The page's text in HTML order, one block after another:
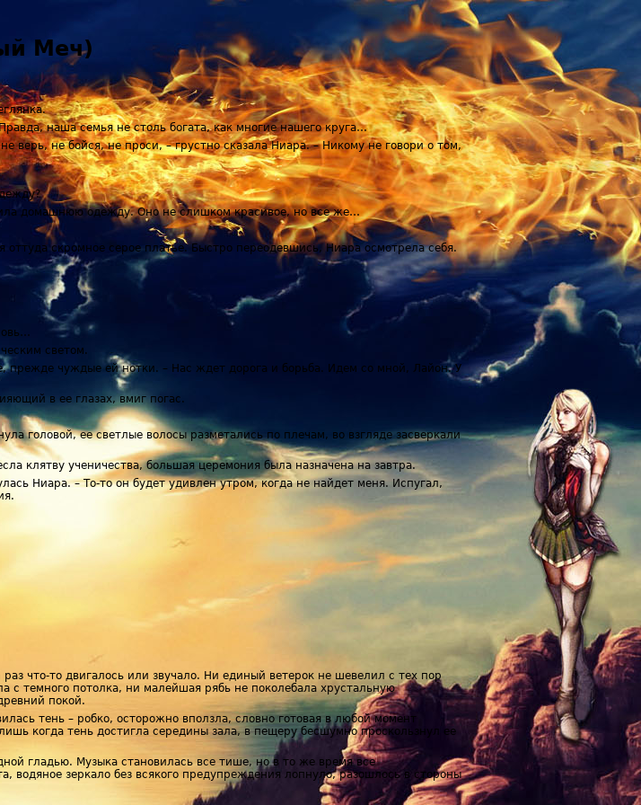
Меч)
наша семья не столь богата, как многие нашего круга…
верь, не бойся, не проси, – грустно сказала Ниара. – Никому не говори о том,
домашнюю одежду. Оно не слишком красивое, но все же…
скромное серое платье. Быстро переодевшись, Ниара осмотрела себя.
светом.
прежде чуждые ей нотки. – Нас ждет дорога и борьба. Идем со мной, Лайон. У
в ее глазах, вмиг погас.
головой, ее светлые волосы разметались по плечам, во взгляде засверкали
клятву ученичества, большая церемония была назначена на завтра.
Ниара. – То-то он будет удивлен утром, когда не найдет меня. Испугал,
что-то двигалось или звучало. Ни единый ветерок не шевелил с тех пор
с темного потолка, ни малейшая рябь не поколебала хрустальную
покой.
тень – робко, осторожно вползла, словно готовая в любой момент
когда тень достигла середины зала, в пещеру бесшумно проскользнул ее
гладью. Музыка становилась все тише, но в то же время все
водяное зеркало без всякого предупреждения лопнуло, разошлось в стороны